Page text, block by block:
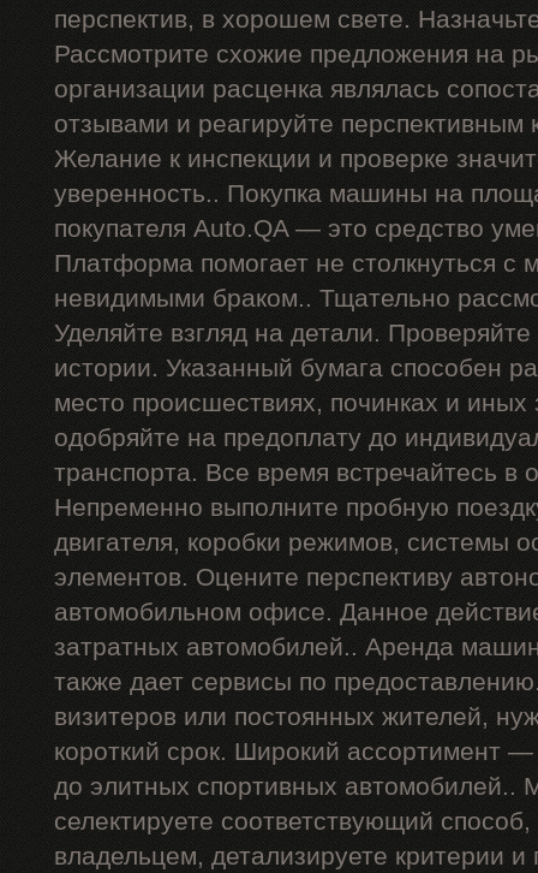
перспектив, в хорошем свете.
Рассмотрите схожие предложения на
организации расценка являлась
отзывами и реагируйте перспективным
Желание к инспекции и проверке
уверенность.. Покупка машины на
покупателя Auto.QA — это средство
Платформа помогает не столкнуться с
невидимыми браком.. Тщательно
Уделяйте взгляд на детали.
истории. Указанный бумага способен
место происшествиях, починках и
одобряйте на предоплату до
транспорта. Все время встречайтесь в
Непременно выполните пробную
двигателя, коробки режимов, системы
элементов. Оцените перспективу
автомобильном офисе. Данное
затратных автомобилей.. Аренда
также дает сервисы по
визитеров или постоянных жителей,
короткий срок. Широкий ассортимент
до элитных спортивных автомобилей..
селектируете соответствующий
владельцем, детализируете критерии